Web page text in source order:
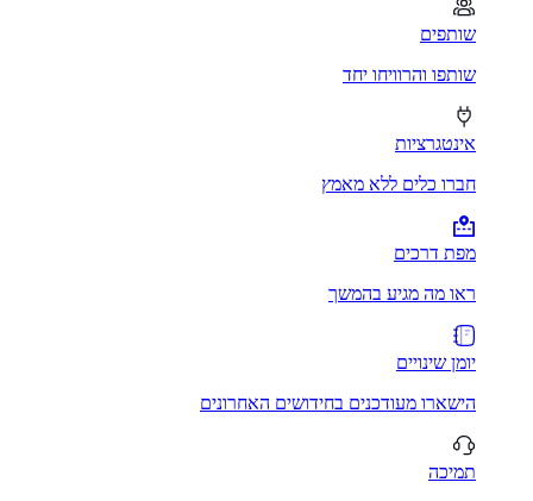
שותפים
שותפו והרוויחו יחד
אינטגרציות
חברו כלים ללא מאמץ
מפת דרכים
ראו מה מגיע בהמשך
יומן שינויים
הישארו מעודכנים בחידושים האחרונים
תמיכה